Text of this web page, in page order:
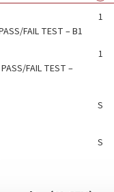
FAIL TEST – B1
1
FAIL TEST –
1
S
S